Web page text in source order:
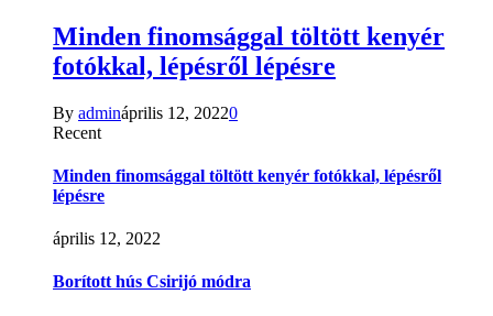
Minden finomsággal töltött kenyér
fotókkal, lépésről lépésre
By admináprilis 12, 20220
Recent
Minden finomsággal töltött kenyér fotókkal, lépésről
lépésre
április 12, 2022
Borított hús Csirijó módra